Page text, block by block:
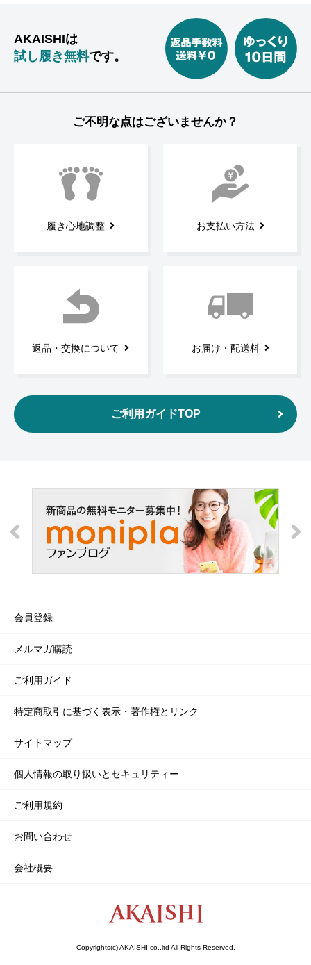
AKAISHIは
試し履き無料です。
ご不明な点はございませんか？
履き心地調整 お支払い方法
返品・交換について お届け・配送料
ご利用ガイドTOP
会員登録
メルマガ購読
ご利用ガイド
特定商取引に基づく表示・著作権とリンク
サイトマップ
個人情報の取り扱いとセキュリティー
ご利用規約
お問い合わせ
会社概要
Copyrights(c) AKAISHI co.,ltd All Rights Reserved.